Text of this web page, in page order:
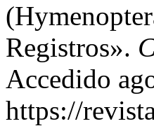
Registros».
Accedido
https://